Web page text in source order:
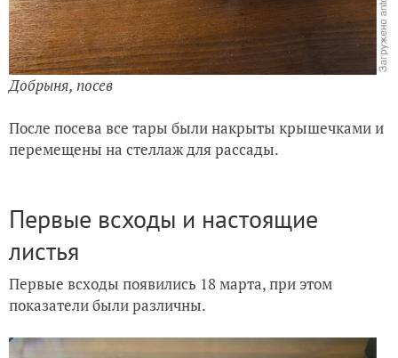
Добрыня, посев
После посева все тары были накрыты крышечками и
перемещены на стеллаж для рассады.
Первые всходы и настоящие
листья
Первые всходы появились 18 марта, при этом
показатели были различны.